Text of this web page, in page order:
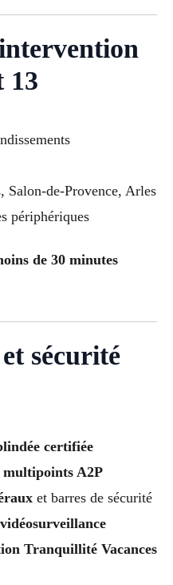
13
Salon-de-Provence, Arles
périphériques
de 30 minutes
sécurité
certifiée
A2P
et barres de sécurité
Tranquillité Vacances